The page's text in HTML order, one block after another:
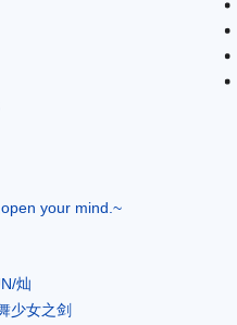
your mind.~
灿
少女之剑